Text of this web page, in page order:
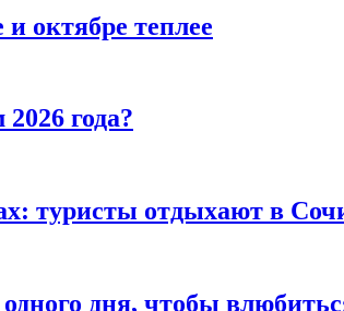
октябре теплее
года?
туристы отдыхают в
дня, чтобы